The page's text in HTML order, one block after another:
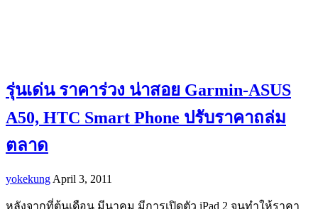
รุ่นเด่น ราคาร่วง น่าสอย Garmin-ASUS
A50, HTC Smart Phone ปรับราคาถล่ม
ตลาด
yokekung April 3, 2011
หลังจากที่ต้นเดือน มีนาคม มีการเปิดตัว iPad 2 จนทำให้ราคา